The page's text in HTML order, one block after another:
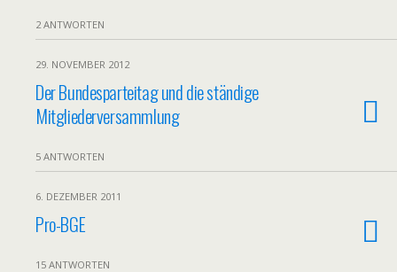
2 ANTWORTEN
29. NOVEMBER 2012
Der Bundesparteitag und die ständige
Mitgliederversammlung
5 ANTWORTEN
6. DEZEMBER 2011
Pro-BGE
15 ANTWORTEN